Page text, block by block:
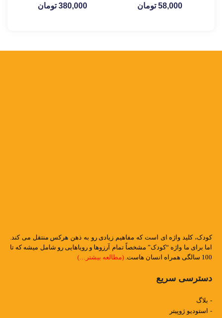
58,000 تومان 380,000 تومان
کودک، کلید واژه ای است که مفاهیم زیادی رو به ذهن هرکس منتقل می کند.
اما برای ما واژه “کودک” مشخصاً تمام آرزوها و رویاهایی رو شامل میشه که تا
100 سالگی همراه انسان هاست.
(مطالعه بیشتر…)
دسترسی سریع
- بلاگ
- استودیو ژوپیتر